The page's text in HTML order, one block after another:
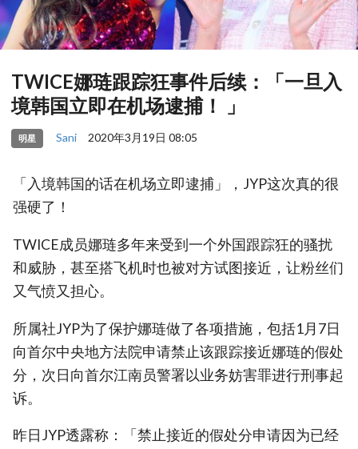
TWICE娜琏跟踪狂事件后续：「一旦入
境韩国立即在机场逮捕！ 」
明星 Sani 2020年3月19日 08:05
「入境韩国的话在机场立即逮捕」，JYP这次真的很
强硬了！
TWICE成员娜琏多年来受到一个外国跟踪狂的骚扰
和威胁，甚至搭飞机时也被对方试图接近，让粉丝们
又气愤又担心。
所属社JYP为了保护娜琏做了各项措施，包括1月7日
向首尔中央地方法院申请禁止该跟踪接近娜琏的假处
分，次日向首尔江南员警署以业务妨害罪进行刑事起
诉。
昨日JYP透露称：「禁止接近的假处分申请因为已经